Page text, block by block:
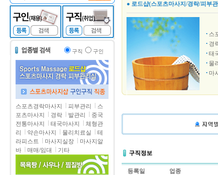
구직 구인
스포츠경락마사지 피부관리
스
포츠마사지
경락 발관리
중국
전통마사지
태국마사지
체형관
리
약손마사지 물리치료실
테
라피스트
마사지실장
마사지알
바
매매/임대 기타
● 로드샵(스포츠마사지/경락/피부
스
경
태
물
마
구직정보
등록일 업종